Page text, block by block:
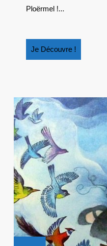
Ploërmel !...
Je Découvre !
Découvre